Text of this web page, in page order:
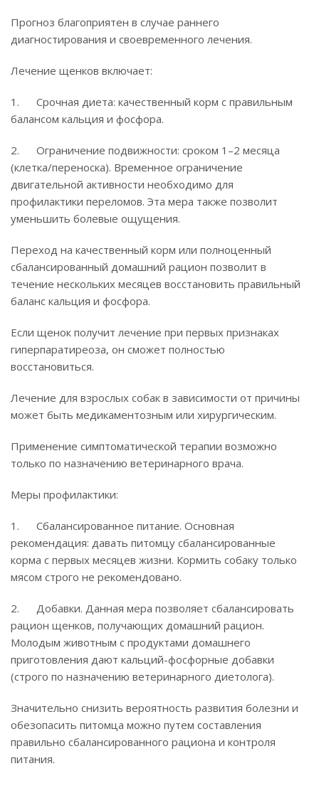
Прогноз благоприятен в случае раннего
диагностирования и своевременного лечения.
Лечение щенков включает:
1. Срочная диета: качественный корм с правильным
балансом кальция и фосфора.
2. Ограничение подвижности: сроком 1–2 месяца
(клетка/переноска). Временное ограничение
двигательной активности необходимо для
профилактики переломов. Эта мера также позволит
уменьшить болевые ощущения.
Переход на качественный корм или полноценный
сбалансированный домашний рацион позволит в
течение нескольких месяцев восстановить правильный
баланс кальция и фосфора.
Если щенок получит лечение при первых признаках
гиперпаратиреоза, он сможет полностью
восстановиться.
Лечение для взрослых собак в зависимости от причины
может быть медикаментозным или хирургическим.
Применение симптоматической терапии возможно
только по назначению ветеринарного врача.
Меры профилактики:
1. Сбалансированное питание. Основная
рекомендация: давать питомцу сбалансированные
корма с первых месяцев жизни. Кормить собаку только
мясом строго не рекомендовано.
2. Добавки. Данная мера позволяет сбалансировать
рацион щенков, получающих домашний рацион.
Молодым животным с продуктами домашнего
приготовления дают кальций-фосфорные добавки
(строго по назначению ветеринарного диетолога).
Значительно снизить вероятность развития болезни и
обезопасить питомца можно путем составления
правильно сбалансированного рациона и контроля
питания.